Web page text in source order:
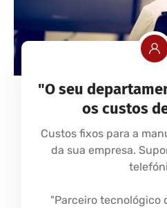
"O seu
os custos
Custos fixos para a
da sua empresa.
"Parceiro tecnológico